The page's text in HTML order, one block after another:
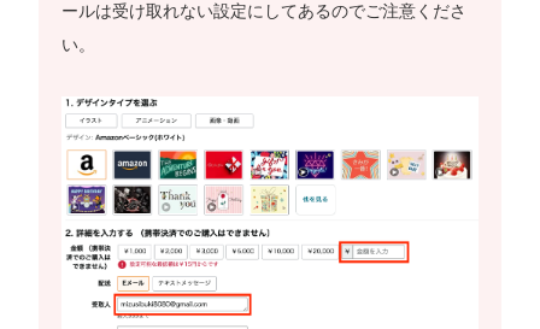
ールは受け取れない設定にしてあるのでご注意くださ
い。